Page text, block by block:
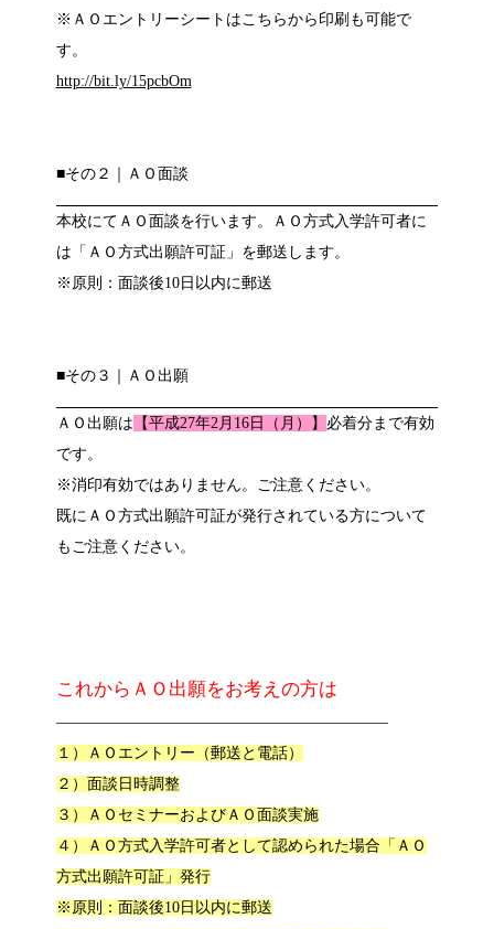
※ＡＯエントリーシートはこちらから印刷も可能で
す。
http://bit.ly/15pcbOm
■その２｜ＡＯ面談
本校にてＡＯ面談を行います。ＡＯ方式入学許可者に
は「ＡＯ方式出願許可証」を郵送します。
※原則：面談後10日以内に郵送
■その３｜ＡＯ出願
ＡＯ出願は 【平成27年2月16日（月）】 必着分まで有効
です。
※消印有効ではありません。ご注意ください。
既にＡＯ方式出願許可証が発行されている方について
もご注意ください。
これからＡＯ出願をお考えの方は
—————————————————————–
１）ＡＯエントリー（郵送と電話）
２）面談日時調整
３）ＡＯセミナーおよびＡＯ面談実施
４）ＡＯ方式入学許可者として認められた場合「ＡＯ
方式出願許可証」発行
※原則：面談後10日以内に郵送